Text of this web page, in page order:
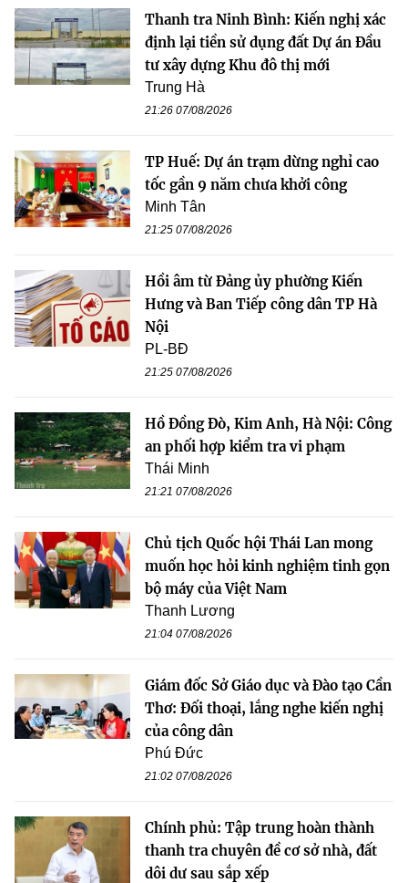
Thanh tra Ninh Bình: Kiến nghị xác
định lại tiền sử dụng đất Dự án Đầu
tư xây dựng Khu đô thị mới
Trung Hà
21:26 07/08/2026
TP Huế: Dự án trạm dừng nghỉ cao
tốc gần 9 năm chưa khởi công
Minh Tân
21:25 07/08/2026
Hồi âm từ Đảng ủy phường Kiến
Hưng và Ban Tiếp công dân TP Hà
Nội
PL-BĐ
21:25 07/08/2026
Hồ Đồng Đò, Kim Anh, Hà Nội: Công
an phối hợp kiểm tra vi phạm
Thái Minh
21:21 07/08/2026
Chủ tịch Quốc hội Thái Lan mong
muốn học hỏi kinh nghiệm tinh gọn
bộ máy của Việt Nam
Thanh Lương
21:04 07/08/2026
Giám đốc Sở Giáo dục và Đào tạo Cần
Thơ: Đối thoại, lắng nghe kiến nghị
của công dân
Phú Đức
21:02 07/08/2026
Chính phủ: Tập trung hoàn thành
thanh tra chuyên đề cơ sở nhà, đất
dôi dư sau sắp xếp